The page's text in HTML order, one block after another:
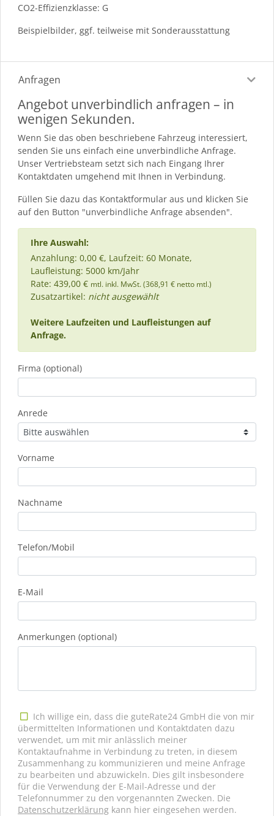
CO2-Effizienzklasse: G
Beispielbilder, ggf. teilweise mit Sonderausstattung
Anfragen
Angebot unverbindlich anfragen – in
wenigen Sekunden.
Wenn Sie das oben beschriebene Fahrzeug interessiert,
senden Sie uns einfach eine unverbindliche Anfrage.
Unser Vertriebsteam setzt sich nach Eingang Ihrer
Kontaktdaten umgehend mit Ihnen in Verbindung.
Füllen Sie dazu das Kontaktformular aus und klicken Sie
auf den Button "unverbindliche Anfrage absenden".
Ihre Auswahl:
Anzahlung: 0,00 €, Laufzeit: 60 Monate,
Laufleistung: 5000 km/Jahr
Rate: 439,00 € mtl. inkl. MwSt. (368,91 € netto mtl.)
Zusatzartikel: nicht ausgewählt
Weitere Laufzeiten und Laufleistungen auf
Anfrage.
Firma (optional)
Anrede
Vorname
Nachname
Telefon/Mobil
E-Mail
Anmerkungen (optional)
Ich willige ein, dass die guteRate24 GmbH die von mir
übermittelten Informationen und Kontaktdaten dazu
verwendet, um mit mir anlässlich meiner
Kontaktaufnahme in Verbindung zu treten, in diesem
Zusammenhang zu kommunizieren und meine Anfrage
zu bearbeiten und abzuwickeln. Dies gilt insbesondere
für die Verwendung der E-Mail-Adresse und der
Telefonnummer zu den vorgenannten Zwecken. Die
Datenschutzerklärung kann hier eingesehen werden.